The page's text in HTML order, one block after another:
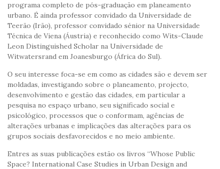
programa completo de pós-graduação em planeamento
urbano. É ainda professor convidado da Universidade de
Teerão (Irão), professor convidado sénior na Universidade
Técnica de Viena (Áustria) e reconhecido como Wits-Claude
Leon Distinguished Scholar na Universidade de
Witwatersrand em Joanesburgo (África do Sul).
O seu interesse foca-se em como as cidades são e devem ser
moldadas, investigando sobre o planeamento, projecto,
desenvolvimento e gestão das cidades, em particular a
pesquisa no espaço urbano, seu significado social e
psicológico, processos que o conformam, agências de
alterações urbanas e implicações das alterações para os
grupos sociais desfavorecidos e no meio ambiente.
Entres as suas publicações estão os livros “Whose Public
Space? International Case Studies in Urban Design and